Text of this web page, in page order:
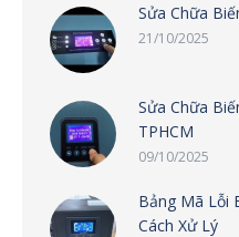
Sửa Chữa
21/10/2025
Sửa Chữa
TPHCM
09/10/2025
Bảng Mã Lỗi
Cách Xử Lý